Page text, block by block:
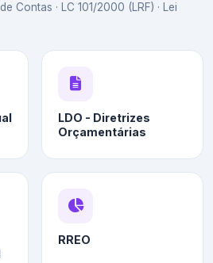
Contas · LC 101/2000 (LRF) · Lei
LDO - Diretrizes
Orçamentárias
RREO